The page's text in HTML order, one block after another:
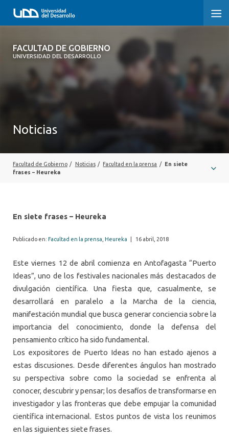
FACULTAD DE GOBIERNO
UNIVERSIDAD DEL DESARROLLO
FACULTAD DE GOBIERNO
EXTENSIÓN
Noticias
Facultad de Gobierno / Noticias / Facultad en la prensa /
En siete
frases – Heureka
En siete frases – Heureka
Publicado en: Facultad en la prensa Heureka 16 abril, 2018
Este viernes 12 de abril comienza en Antofagasta “Puerto
Ideas”, uno de los festivales nacionales más destacados de
divulgación científica. Una fiesta que, casualmente, se
desarrollará en paralelo a la Marcha de la ciencia,
manifestación mundial que busca generar conciencia sobre la
importancia del conocimiento, donde la defensa del
pensamiento crítico ha sido fundamental.
Los expositores de Puerto Ideas no han estado ajenos a
estas discusiones. Desde diferentes ángulos han mostrado
su perspectiva sobre como la sociedad se enfrenta al
conocer, descubrir y pensar; los desafíos de transformarse en
investigador y las fronteras que debe empujar la comunidad
científica internacional. Estos puntos de vista los reunimos
en las siguientes siete frases.